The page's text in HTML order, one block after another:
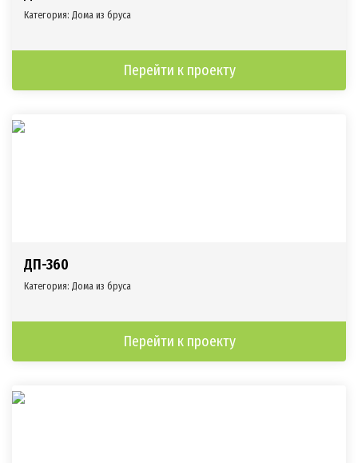
Категория: Дома из бруса
Перейти к проекту
ДП-360
Категория: Дома из бруса
Перейти к проекту